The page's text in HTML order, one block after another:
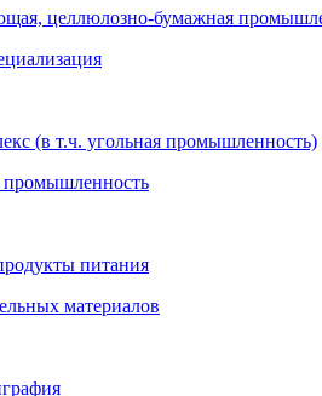
целлюлозно-бумажная
(в т.ч. угольная промышленность)
промышленность
питания
материалов